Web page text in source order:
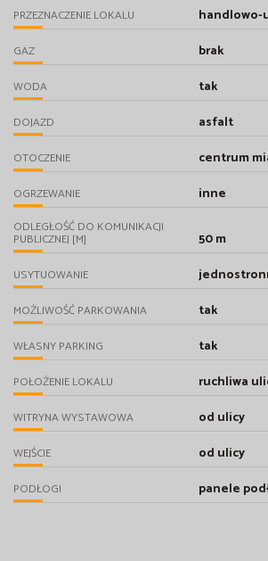
PRZEZNACZENIE LOKALU handlowo-
GAZ brak
WODA tak
DOJAZD asfalt
OTOCZENIE centrum
OGRZEWANIE inne
ODLEGŁOŚĆ DO KOMUNIKACJI
PUBLICZNEJ [M] 50 m
USYTUOWANIE
MOŻLIWOŚĆ PARKOWANIA tak
WŁASNY PARKING tak
POŁOŻENIE LOKALU ruchliwa
WITRYNA WYSTAWOWA od ulicy
WEJŚCIE od ulicy
PODŁOGI panele